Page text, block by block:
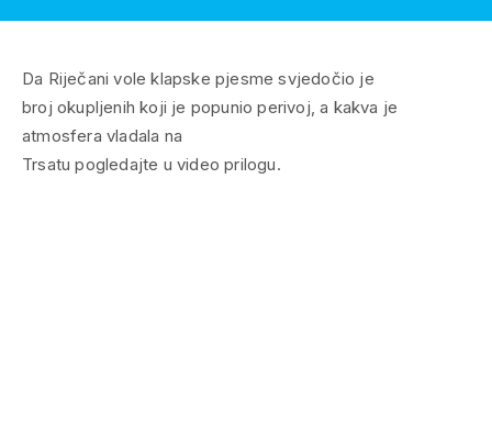
Da Riječani vole klapske pjesme svjedočio je
broj okupljenih koji je popunio perivoj, a kakva je
atmosfera vladala na
Trsatu pogledajte u video prilogu.